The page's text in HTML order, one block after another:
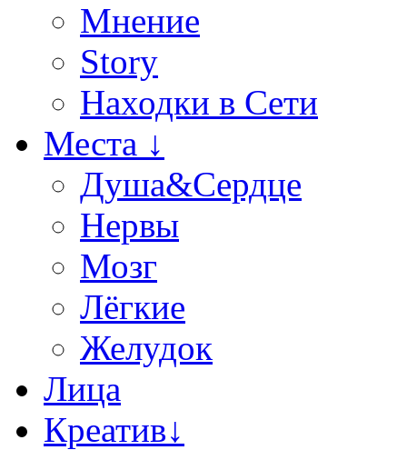
Мнение
Story
Находки в Сети
Места ↓
Душа&Сердце
Нервы
Мозг
Лёгкие
Желудок
Лица
Креатив↓